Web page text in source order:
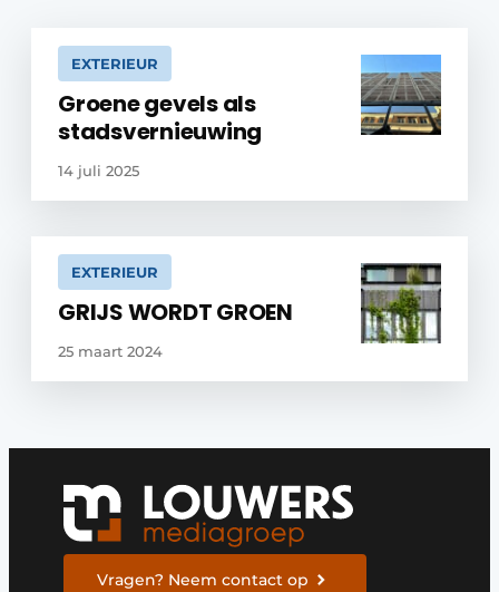
EXTERIEUR
Groene gevels als
stadsvernieuwing
14 juli 2025
EXTERIEUR
GRIJS WORDT GROEN
25 maart 2024
Vragen? Neem contact op